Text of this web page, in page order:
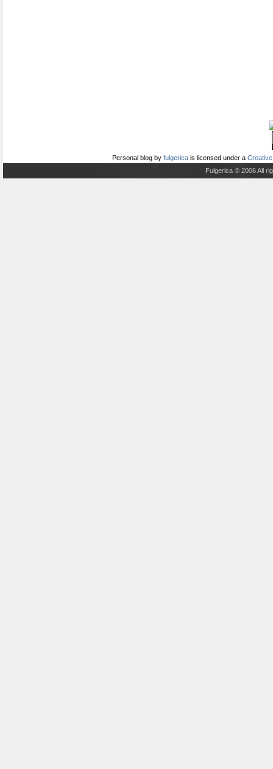
Personal blog by fulgerica is licensed under a
Fulgerica © 2006 All